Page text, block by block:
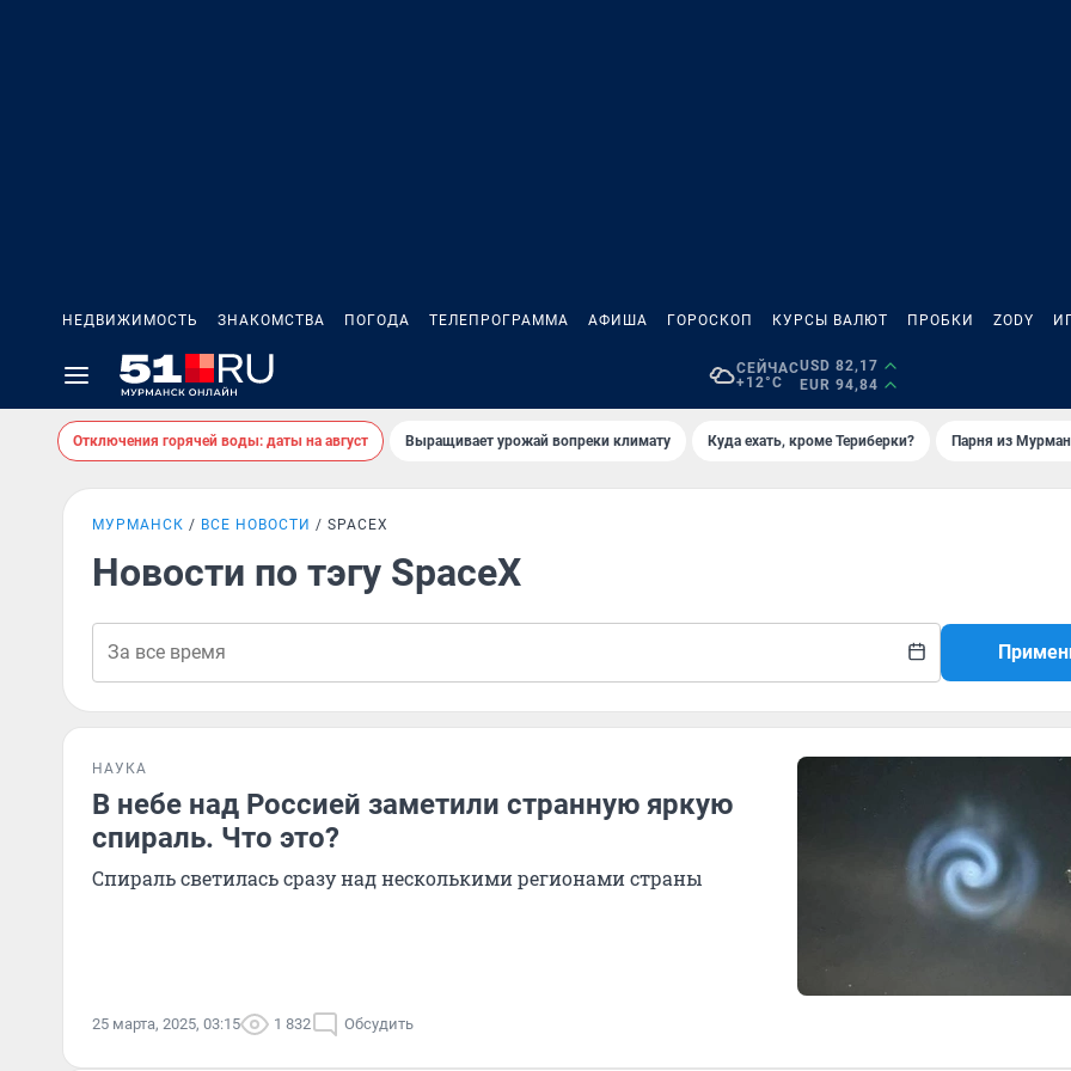
НЕДВИЖИМОСТЬ ЗНАКОМСТВА ПОГОДА ТЕЛЕПРОГРАММА АФИША ГОРОСКОП КУРСЫ ВАЛЮТ ПРОБКИ ZODY
СЕЙЧАС
+12°C
USD 82,17
EUR 94,84
Отключения горячей воды: даты на август Выращивает урожай вопреки климату Куда ехать, кроме Териберки? Парня из
МУРМАНСК ВСЕ НОВОСТИ SPACEX
Новости по тэгу SpaceX
НАУКА
В небе над Россией заметили странную яркую
спираль. Что это?
Спираль светилась сразу над несколькими регионами страны
25 марта, 2025, 03:15 1 832 Обсудить